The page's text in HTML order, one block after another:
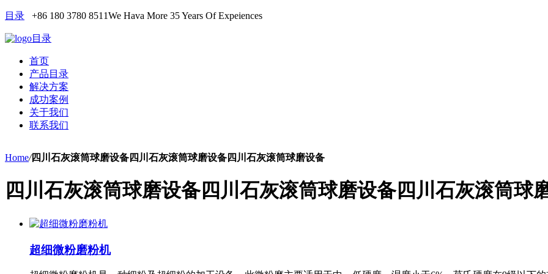
目录 +86 180 3780 8511We Hava More 35 Years Of Expeiences
目录
首页
产品目录
解决方案
成功案例
关于我们
联系我们
Home/四川石灰滚筒球磨设备四川石灰滚筒球磨设备四川石灰滚筒球磨设备
四川石灰滚筒球磨设备四川石灰滚筒球磨设备四川石灰滚筒球
超细微粉磨粉机